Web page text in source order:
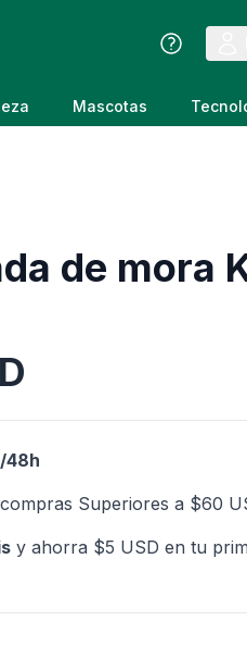
Mascotas
de mora
48h
Superiores a $60
y ahorra $5 USD en tu